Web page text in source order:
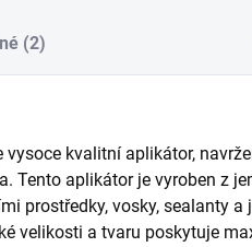
(2)
kvalitní aplikátor,
Tento aplikátor je vyroben z
prostředky, vosky, sealanty a
velikosti a tvaru poskytuje